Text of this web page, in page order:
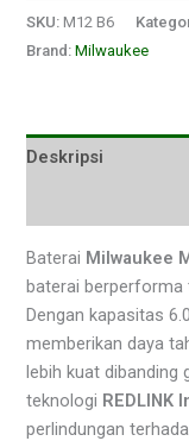
SKU:M12 B6
Brand:Milwaukee
Deskripsi
Baterai Milwaukee
baterai berperforma
Dengan kapasitas
memberikan daya
lebih kuat dibanding
teknologi REDLINK
perlindungan